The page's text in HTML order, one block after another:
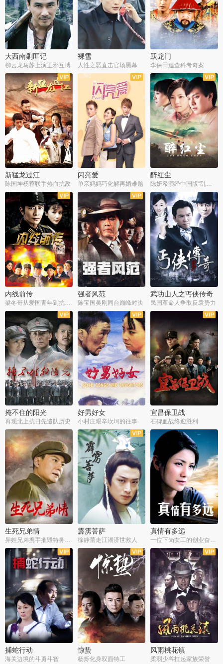
大西南剿匪记
柳云龙马苏上演正邪互博
裸雪
人性之恶直击官场黑幕
跃龙门
李保田追查科考奇案
全36集
新猛龙过江
陈国坤杨蓉联手热血抗敌
全37集
闪亮爱
单亲妈妈巧化解再婚难题
全30集
醉红尘
陈妍希演绎中国版“乱世佳人”
全30集
内线前传
全30集
强者风范
陈宝国吴刚同台巅峰对决
全30集
武功山人之丐侠传奇
民国革命人争取反袁势力
全38集
掩不住的阳光
再现北上抗日先遣队历史
全9集
好男好女
小村庄艰辛坎坷的往事
全35集
宜昌保卫战
石碑血战终迎胜利
全37集
生死兄弟情
异姓兄弟携手摧毁特务阴谋
全40集
霹雳菩萨
徐静蕾走江湖济世救人
全25集
真情有多远
一位下岗女工的创业奋斗史
全22集
捕蛇行动
海关边境的斗勇斗智
全39集
惊蛰
杨烁化身双面特工
全36集
风雨桃花镇
柔弱少爷扛起家族荣誉